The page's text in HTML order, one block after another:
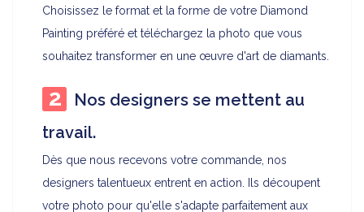
Choisissez le format et la forme de votre Diamond
Painting préféré et téléchargez la photo que vous
souhaitez transformer en une œuvre d'art de diamants.
Nos designers se mettent au
travail.
Dès que nous recevons votre commande, nos
designers talentueux entrent en action. Ils découpent
votre photo pour qu'elle s'adapte parfaitement aux